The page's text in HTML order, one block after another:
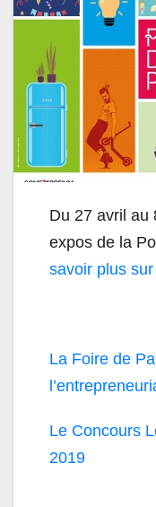
Du 27 avril au
expos de la
savoir plus
La Foire de
Le Concours
2019